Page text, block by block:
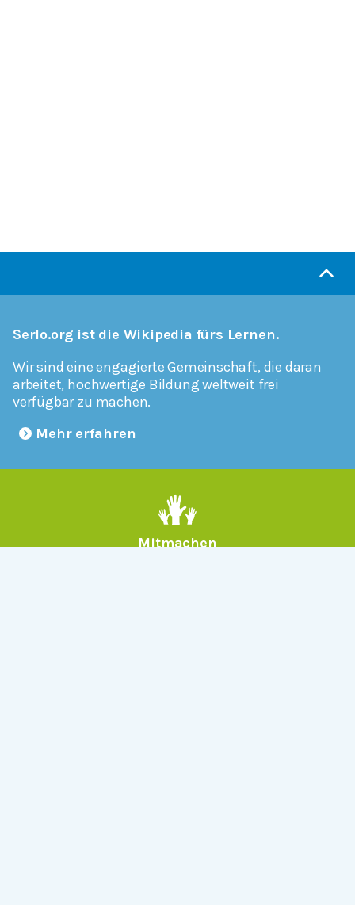
Serlo.org ist die Wikipedia fürs Lernen.
Wir sind eine engagierte Gemeinschaft, die daran
arbeitet, hochwertige Bildung weltweit frei
verfügbar zu machen.
Mehr erfahren
Mitmachen